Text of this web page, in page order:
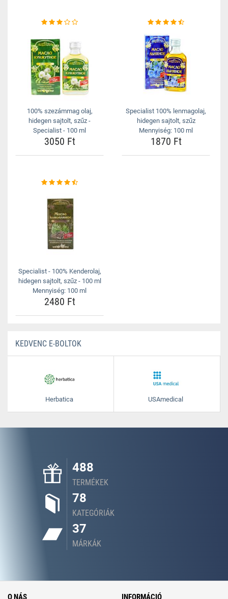
100% szezámmag olaj,
hidegen sajtolt, szűz -
Specialist - 100 ml
3050 Ft
Specialist 100% lenmagolaj,
hidegen sajtolt, szűz
Mennyiség: 100 ml
1870 Ft
Specialist - 100% Kenderolaj,
hidegen sajtolt, szűz - 100 ml
Mennyiség: 100 ml
2480 Ft
KEDVENC E-BOLTOK
Herbatica USAmedical
488
TERMÉKEK
78
KATEGÓRIÁK
37
MÁRKÁK
O NÁS INFORMÁCIÓ